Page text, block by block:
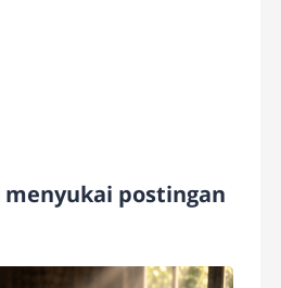
postingan